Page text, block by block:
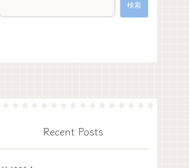
検索
Recent Posts